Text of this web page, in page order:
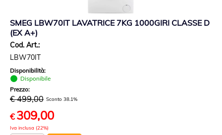
SMEG LBW70IT LAVATRICE 7KG 1000GIRI CLASSE D
(EX A+)
Cod. Art.:
LBW70IT
Disponibilità:
Disponibile
Prezzo:
€ 499,00 Sconto 38.1%
€ 309,00
Iva inclusa (22%)